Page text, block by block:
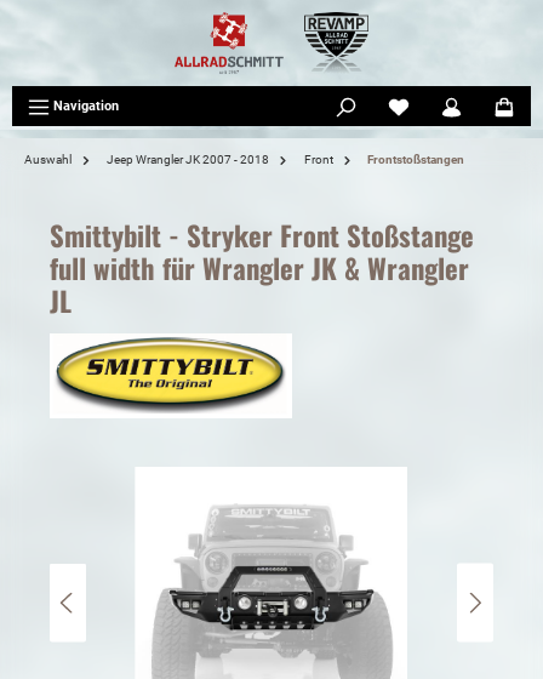
Navigation
Auswahl Jeep Wrangler JK 2007 - 2018 Front Frontstoßstangen
Smittybilt - Stryker Front Stoßstange
full width für Wrangler JK & Wrangler
JL